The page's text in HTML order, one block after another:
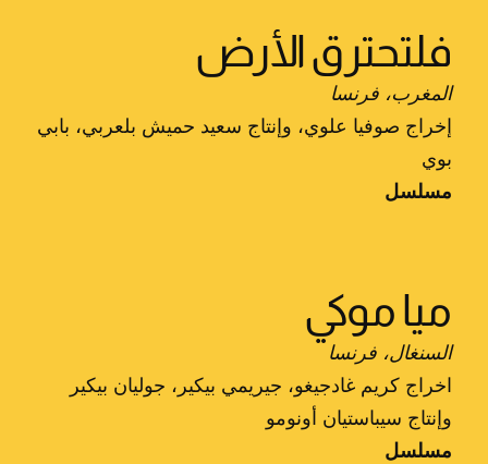
فلتحترق الأرض
المغرب، فرنسا
إخراج صوفيا علوي، وإنتاج سعيد حميش بلعربي، بابي
بوي
مسلسل
ميا موكي
السنغال، فرنسا
اخراج كريم غادجيغو، جيريمي بيكير، جوليان بيكير
وإنتاج سيباستيان أونومو
مسلسل